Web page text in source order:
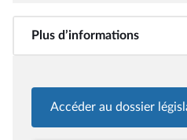
Plus d’informations
<b>Plus
Accéder au dossier